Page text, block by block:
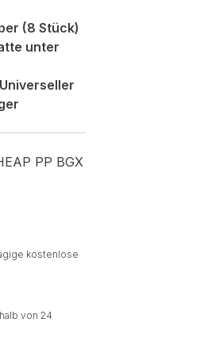
(8 Stück)
unter
PP BGX
kostenlose
von 24